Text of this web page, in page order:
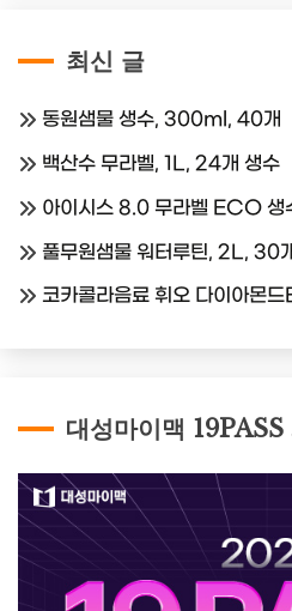
최신 글
동원샘물 생수, 300ml, 40개
백산수 무라벨, 1L, 24개 생수
아이시스 8.0 무라벨 ECO
풀무원샘물 워터루틴, 2L, 30
코카콜라음료 휘오 다이아몬
대성마이맥 19PASS